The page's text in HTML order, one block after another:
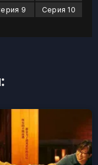
9
Серия 10